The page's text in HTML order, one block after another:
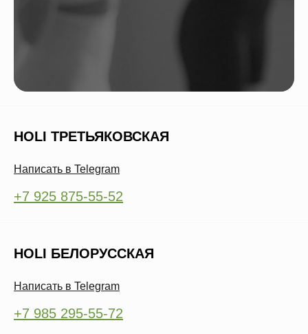
+7 925 875-55-52
Написать в Telegram
+7 985 295-55-72
HOLI ТРЕТЬЯКОВСКАЯ
Написать в Telegram
HOLI БЕЛОРУССКАЯ